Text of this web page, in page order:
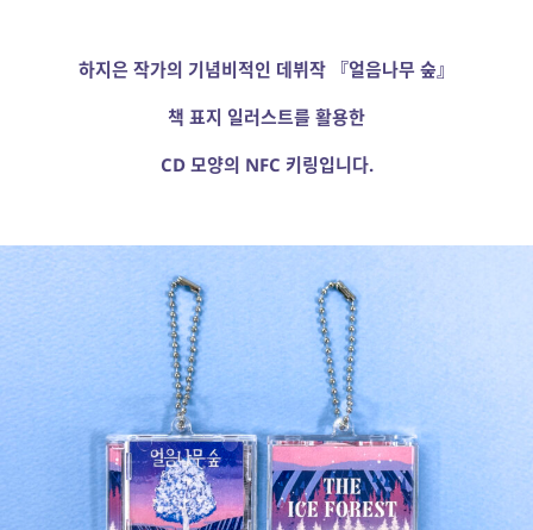
하지은 작가의 기념비적인 데뷔작 『얼음나무 숲』
책 표지 일러스트를 활용한
CD 모양의 NFC 키링입니다.